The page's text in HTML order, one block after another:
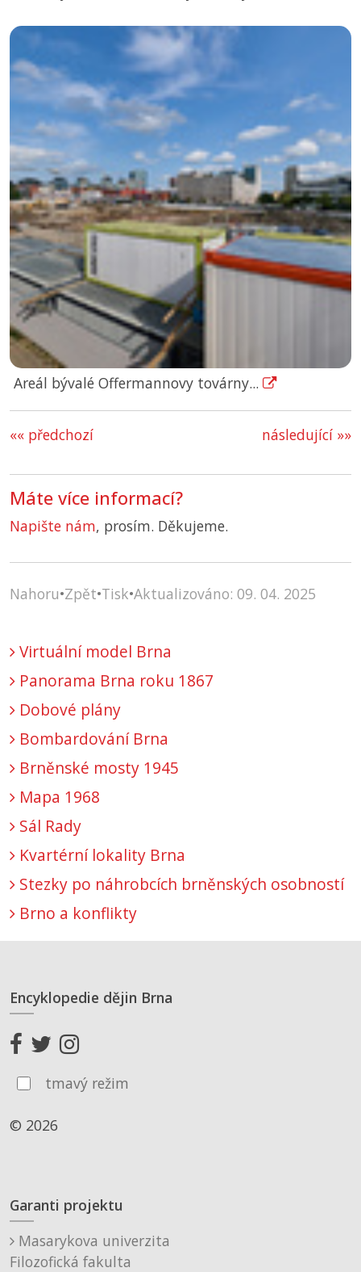
Areál bývalé Offermannovy továrny...
«« předchozí následující »»
Máte více informací?
Napište nám, prosím. Děkujeme.
Nahoru•Zpět•Tisk•Aktualizováno: 09. 04. 2025
Virtuální model Brna
Panorama Brna roku 1867
Dobové plány
Bombardování Brna
Brněnské mosty 1945
Mapa 1968
Sál Rady
Kvartérní lokality Brna
Stezky po náhrobcích brněnských osobností
Brno a konflikty
Encyklopedie dějin Brna
tmavý režim
© 2026
Garanti projektu
Masarykova univerzita
Filozofická fakulta